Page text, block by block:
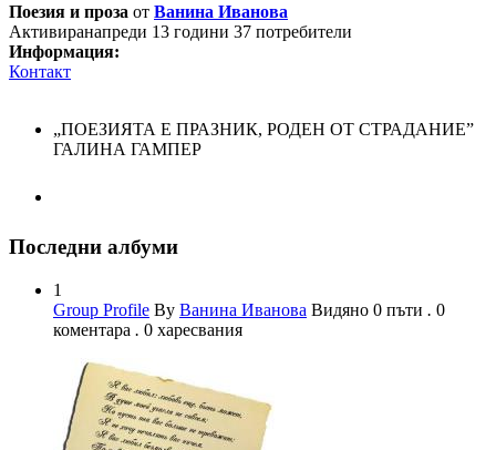
Поезия и проза от Ванина Иванова
Активиранапреди 13 години 37 потребители
Информация:
Контакт
„ПОЕЗИЯТА Е ПРАЗНИК, РОДЕН ОТ СТРАДАНИЕ”
ГАЛИНА ГАМПЕР
Последни албуми
1
Group Profile By Ванина Иванова Видяно 0 пъти . 0
коментара . 0 харесвания